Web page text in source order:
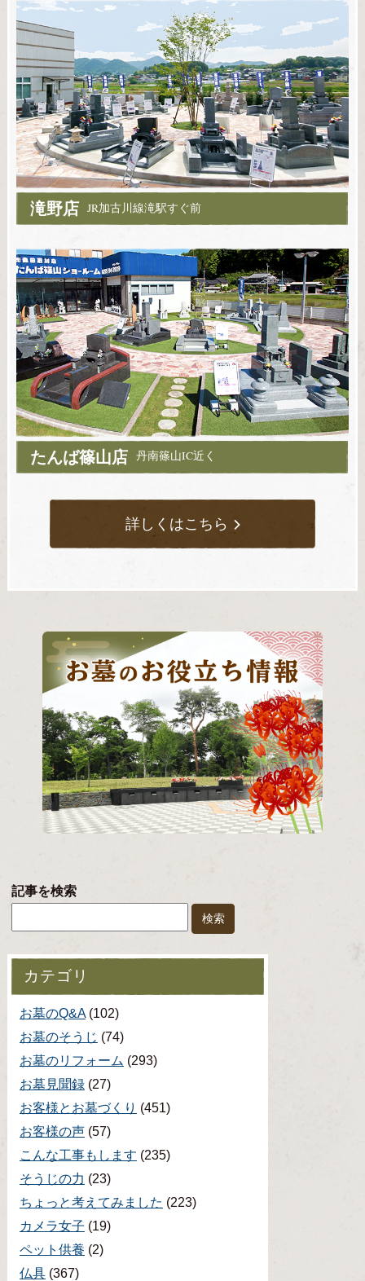
滝野店 JR加古川線滝駅すぐ前
たんば篠山店 丹南篠山IC近く
詳しくはこちら
記事を検索
カテゴリ
お墓のQ&A(102)
お墓のそうじ (74)
お墓のリフォーム (293)
お墓見聞録(27)
お客様とお墓づくり (451)
お客様の声(57)
こんな工事もします (235)
そうじの力 (23)
ちょっと考えてみました (223)
カメラ女子 (19)
ペット供養 (2)
仏具(367)